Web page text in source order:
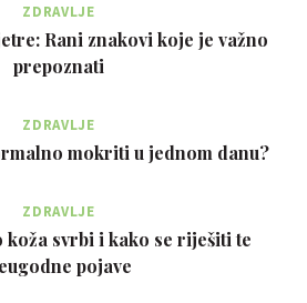
ZDRAVLJE
Rani znakovi koje je važno
prepoznati
ZDRAVLJE
mokriti u jednom danu?
ZDRAVLJE
koža svrbi i kako se riješiti te
pojave